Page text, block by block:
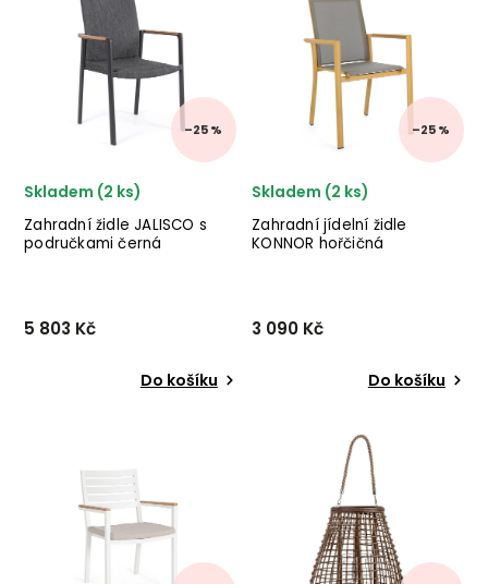
LABEL51 v provedení
plastového sedáku a
černých kovových nohou.
✅ krásný nábytek ✅ kvalitní
materiá...
v provedení z hliníkového
rámu, lana a olefinové látky
v šedé barvě. ✅ krásný
nábytek ✅ k...
–25 %
Zahradní židle JALISCO s
područkami černá
Skladem (2 ks)
5 803 Kč
Do košíku
BIZZOTTO v provedení
černě lakovaného hliníku a
textilního sedáku. ✅ krásný
nábytek ✅ kvalitní m...
–25 %
Zahradní jídelní židle
KONNOR hořčičná
Skladem (2 ks)
3 090 Kč
Do košíku
italské firmy stylového
nábytku BIZZOTTO v
provedení rámu z hliníku s
područkami. ✅ krásný
nábytek ✅ kvalitní
materiály...